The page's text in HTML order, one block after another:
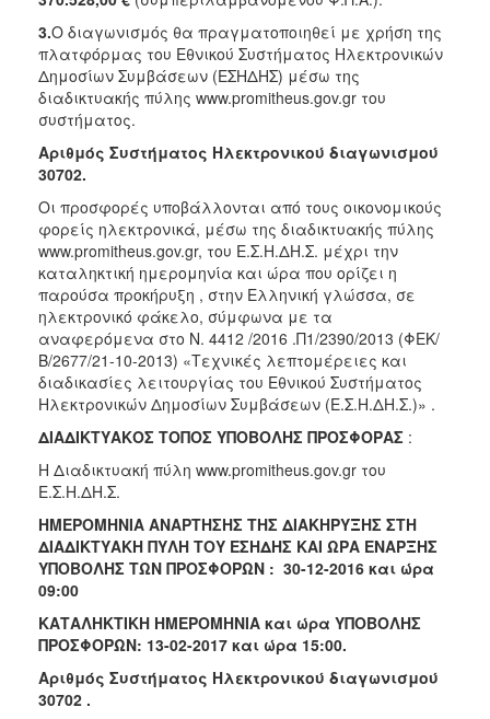
3.Ο διαγωνισμός θα πραγματοποιηθεί με χρήση της
πλατφόρμας του Εθνικού Συστήματος Ηλεκτρονικών
Δημοσίων Συμβάσεων (ΕΣΗΔΗΣ) μέσω της
διαδικτυακής πύλης www.promitheus.gov.gr του
συστήματος.
Αριθμός Συστήματος Ηλεκτρονικού διαγωνισμού
30702.
Οι προσφορές υποβάλλονται από τους οικονομικούς
φορείς ηλεκτρονικά, μέσω της διαδικτυακής πύλης
www.promitheus.gov.gr, του Ε.Σ.Η.ΔΗ.Σ. μέχρι την
καταληκτική ημερομηνία και ώρα που ορίζει η
παρούσα προκήρυξη , στην Ελληνική γλώσσα, σε
ηλεκτρονικό φάκελο, σύμφωνα με τα
αναφερόμενα στο Ν. 4412 /2016 .Π1/2390/2013 (ΦΕΚ/
Β/2677/21-10-2013) «Τεχνικές λεπτομέρειες και
διαδικασίες λειτουργίας του Εθνικού Συστήματος
Ηλεκτρονικών Δημοσίων Συμβάσεων (Ε.Σ.Η.ΔΗ.Σ.)» .
ΔΙΑΔΙΚΤΥΑΚΟΣ ΤΟΠΟΣ ΥΠΟΒΟΛΗΣ ΠΡΟΣΦΟΡΑΣ :
Η Διαδικτυακή πύλη www.promitheus.gov.gr του
Ε.Σ.Η.ΔΗ.Σ.
ΗΜΕΡΟΜΗΝΙΑ ΑΝΑΡΤΗΣΗΣ ΤΗΣ ΔΙΑΚΗΡΥΞΗΣ ΣΤΗ
ΔΙΑΔΙΚΤΥΑΚΗ ΠΥΛΗ ΤΟΥ ΕΣΗΔΗΣ ΚΑΙ ΩΡΑ ΕΝΑΡΞΗΣ
ΥΠΟΒΟΛΗΣ ΤΩΝ ΠΡΟΣΦΟΡΩΝ : 30-12-2016 και ώρα
09:00
ΚΑΤΑΛΗΚΤΙΚΗ ΗΜΕΡΟΜΗΝΙΑ και ώρα ΥΠΟΒΟΛΗΣ
ΠΡΟΣΦΟΡΩΝ: 13-02-2017 και ώρα 15:00.
Αριθμός Συστήματος Ηλεκτρονικού διαγωνισμού
30702 .